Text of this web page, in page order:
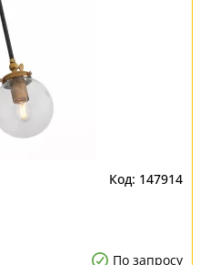
147914
По запросу